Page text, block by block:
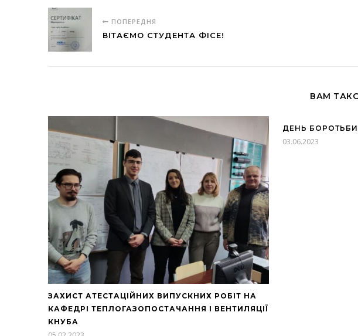
ПОПЕРЕДНЯ
ВІТАЄМО СТУДЕНТА ФІСЕ!
ВАМ
ЗАХИСТ АТЕСТАЦІЙНИХ ВИПУСКНИХ РОБІТ НА
КАФЕДРІ ТЕПЛОГАЗОПОСТАЧАННЯ І ВЕНТИЛЯЦІЇ
КНУБА
ДЕНЬ
03.06.2023